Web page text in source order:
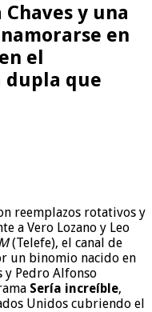
y una
en
el
dupla que
reemplazos rotativos y
a Vero Lozano y Leo
(Telefe), el canal de
un binomio nacido en
y Pedro Alfonso
Sería increíble,
Unidos cubriendo el